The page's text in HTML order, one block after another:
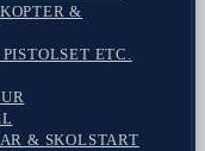
&
ETC.
& SKOLSTART